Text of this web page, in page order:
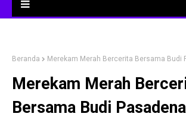
Beranda Merekam Merah Bercerita Bersama Budi
Merekam Merah
Bersama Budi